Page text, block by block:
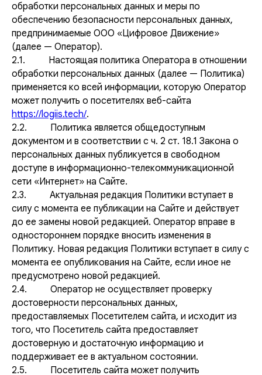
обработки персональных данных и меры по
обеспечению безопасности персональных данных,
предпринимаемые ООО «Цифровое Движение»
(далее — Оператор).
2.1. Настоящая политика Оператора в отношении
обработки персональных данных (далее — Политика)
применяется ко всей информации, которую Оператор
может получить о посетителях веб-сайта
https://logiis.tech/.
2.2. Политика является общедоступным
документом и в соответствии с ч. 2 ст. 18.1 Закона о
персональных данных публикуется в свободном
доступе в информационно-телекоммуникационной
сети «Интернет» на Сайте.
2.3. Актуальная редакция Политики вступает в
силу с момента ее публикации на Сайте и действует
до ее замены новой редакцией. Оператор вправе в
одностороннем порядке вносить изменения в
Политику. Новая редакция Политики вступает в силу с
момента ее опубликования на Сайте, если иное не
предусмотрено новой редакцией.
2.4. Оператор не осуществляет проверку
достоверности персональных данных,
предоставляемых Посетителем сайта, и исходит из
того, что Посетитель сайта предоставляет
достоверную и достаточную информацию и
поддерживает ее в актуальном состоянии.
2.5. Посетитель сайта может получить